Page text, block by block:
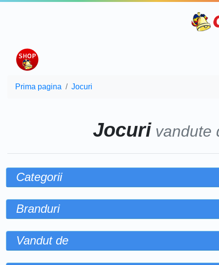
Prima pagina Jocuri
Jocuri vandute
Categorii
Branduri
Vandut de